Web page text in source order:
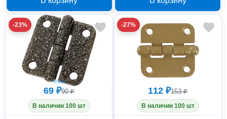
37635-60
37633-60
-23%
69 ₽90 ₽
В наличии 100 шт
-27%
112 ₽153 ₽
В наличии 100 шт